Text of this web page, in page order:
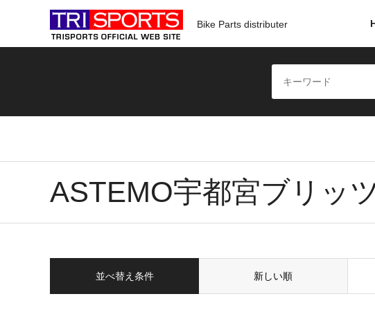
Bike Parts distributer
ASTEMO宇都宮ブリッ
並べ替え条件 新しい順